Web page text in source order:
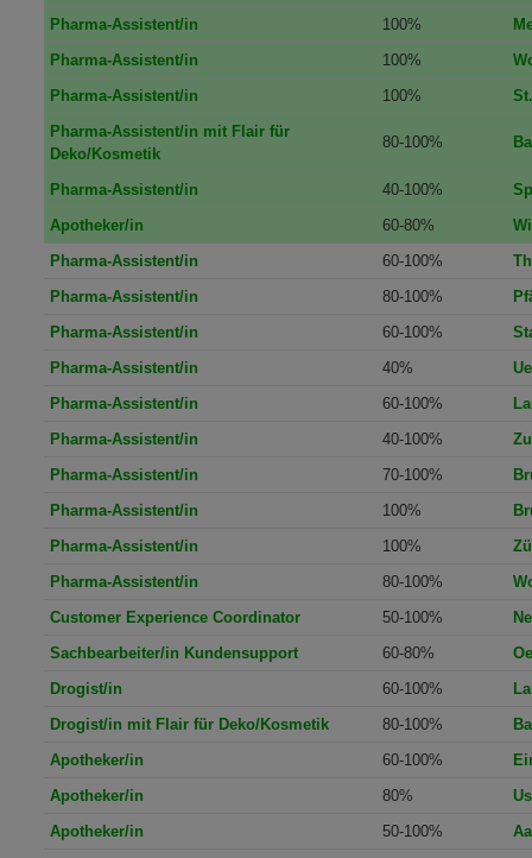
Pharma-Assistent/in
100%
Pharma-Assistent/in
100%
Pharma-Assistent/in
100%
Pharma-Assistent/in mit Flair für
Deko/Kosmetik
80-100%
Pharma-Assistent/in 40-100%
Apotheker/in
60-80%
Pharma-Assistent/in
60-100%
Pharma-Assistent/in
80-100%
Pharma-Assistent/in
60-100%
Pharma-Assistent/in
40%
Pharma-Assistent/in
60-100%
Pharma-Assistent/in
40-100%
Pharma-Assistent/in
70-100%
Pharma-Assistent/in
100%
Pharma-Assistent/in
100%
Pharma-Assistent/in
80-100%
Customer Experience Coordinator
50-100%
Sachbearbeiter/in Kundensupport
60-80%
Drogist/in
60-100%
Drogist/in mit Flair für Deko/Kosmetik
80-100%
Apotheker/in
60-100%
Apotheker/in
80%
Apotheker/in
50-100%